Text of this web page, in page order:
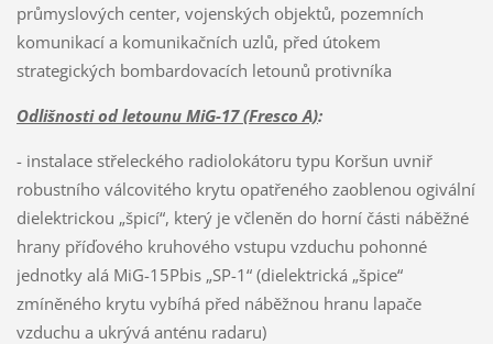
průmyslových center, vojenských objektů, pozemních
komunikací a komunikačních uzlů, před útokem
strategických bombardovacích letounů protivníka
Odlišnosti od letounu MiG-17 (Fresco A):
- instalace střeleckého radiolokátoru typu Koršun uvniř
robustního válcovitého krytu opatřeného zaoblenou ogivální
dielektrickou „špicí“, který je včleněn do horní části náběžné
hrany příďového kruhového vstupu vzduchu pohonné
jednotky alá MiG-15Pbis „SP-1“ (dielektrická „špice“
zmíněného krytu vybíhá před náběžnou hranu lapače
vzduchu a ukrývá anténu radaru)